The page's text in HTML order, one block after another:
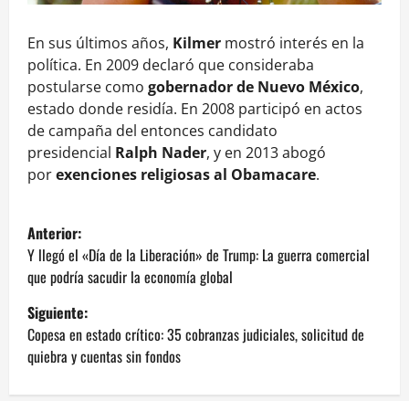
En sus últimos años, Kilmer mostró interés en la
política. En 2009 declaró que consideraba
postularse como gobernador de Nuevo México,
estado donde residía. En 2008 participó en actos
de campaña del entonces candidato
presidencial Ralph Nader, y en 2013 abogó
porexenciones religiosas al Obamacare.
N
a
v
e
g
Anterior:
Y llegó el «Día de la Liberación» de Trump: La guerra comercial
que podría sacudir la economía global
Siguiente:
Copesa en estado crítico: 35 cobranzas judiciales, solicitud de
quiebra y cuentas sin fondos